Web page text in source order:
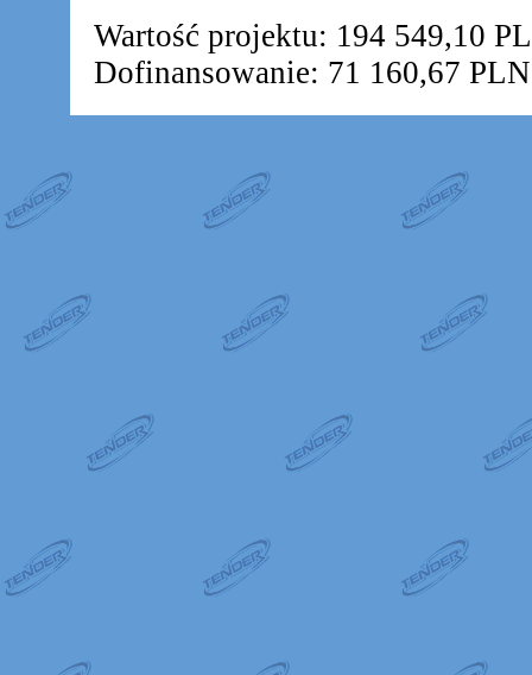
Wartość projektu: 194 549,10
Dofinansowanie: 71 160,67 PLN